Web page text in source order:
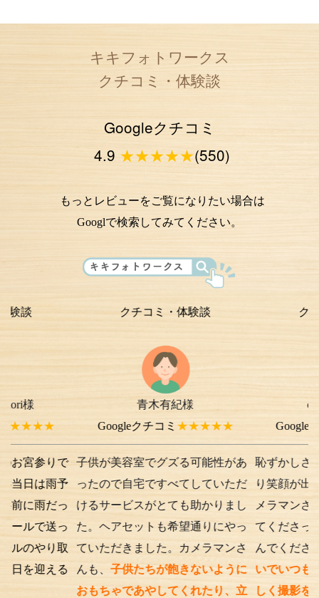
キキフォトワークス
クチコミ・体験談
Googleクチコミ
4.9 ★★★★★(550)
もっとレビューをご覧になりたい場合は
Googlで検索してみてください。
で
予
っ
っ
取
る
クチコミ・体験談
青木有紀様
Googleクチコミ★★★★★
子供が美容室でグズる可能性があ
ったので自宅ですべてしていただ
けるサービスがとても助かりまし
た。ヘアセットも希望通りにやっ
ていただきました。カメラマンさ
んも、子供たちが飽きないように
おもちゃであやしてくれたり、立
クチコミ・
様
Googleクチコミ
恥ずかしさから最初
り笑顔が出ない子供
メラマンさんが根気
てくださったり落ち
んでくださったり、
いでいつもの笑顔が
しく撮影を行うこと